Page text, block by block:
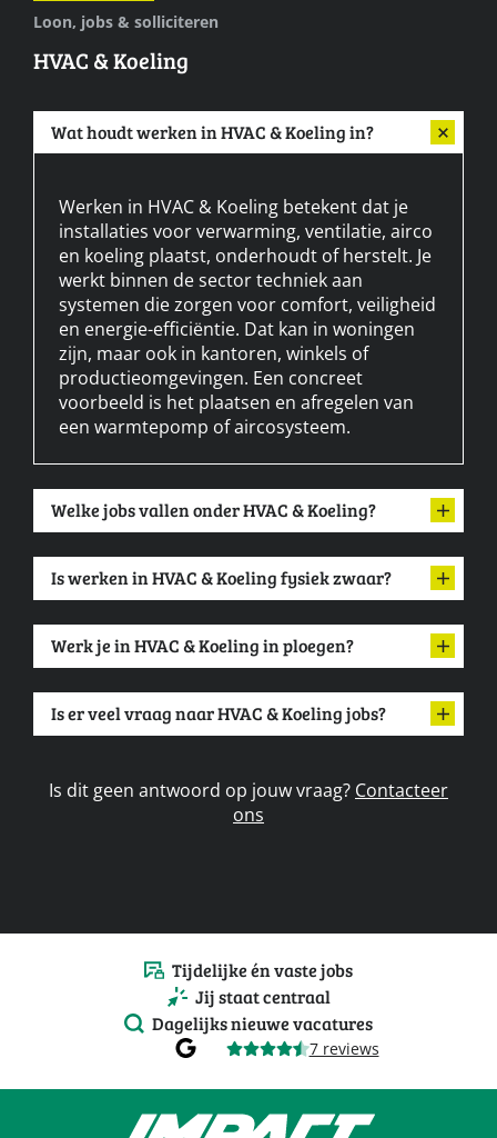
Loon, jobs & solliciteren
HVAC & Koeling
Wat houdt werken in HVAC & Koeling in?
Werken in HVAC & Koeling betekent dat je
installaties voor verwarming, ventilatie, airco
en koeling plaatst, onderhoudt of herstelt. Je
werkt binnen de sector techniek aan
systemen die zorgen voor comfort, veiligheid
en energie-efficiëntie. Dat kan in woningen
zijn, maar ook in kantoren, winkels of
productieomgevingen. Een concreet
voorbeeld is het plaatsen en afregelen van
een warmtepomp of aircosysteem.
Welke jobs vallen onder HVAC & Koeling?
Is werken in HVAC & Koeling fysiek zwaar?
Werk je in HVAC & Koeling in ploegen?
Is er veel vraag naar HVAC & Koeling jobs?
Is dit geen antwoord op jouw vraag? Contacteer
ons
Tijdelijke én vaste jobs
Jij staat centraal
Dagelijks nieuwe vacatures
7 reviews